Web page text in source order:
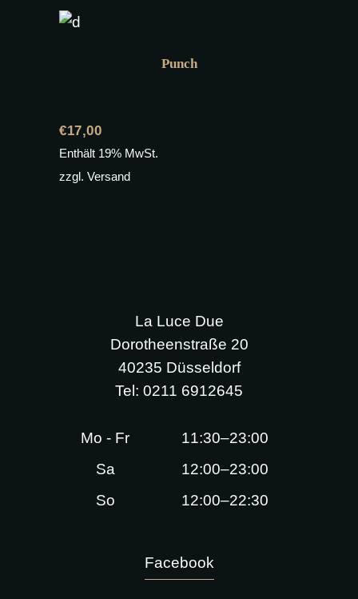
Punch
€17,00
Enthält 19% MwSt.
zzgl. Versand
La Luce Due
Dorotheenstraße 20
40235 Düsseldorf
Tel: 0211 6912645
Mo - Fr
11:30–23:00
Sa
12:00–23:00
So
12:00–22:30
Facebook